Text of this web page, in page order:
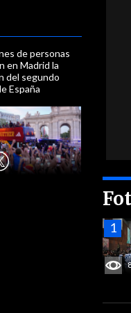
de personas
en Madrid la
del segundo
España